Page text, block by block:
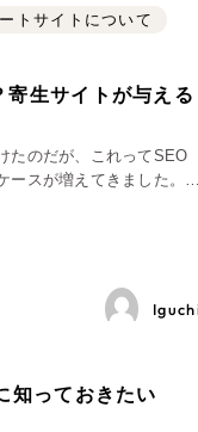
すべて （624
コーポレー
ブランドサ
求人・採用サ
ECサイト（
キャンペー
トサイトについて
寄生サイトが与える
たのだが、これってSEO
スが増えてきました。
知っておきたい